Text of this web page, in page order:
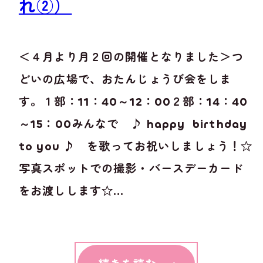
れ②）
＜４月より月２回の開催となりました＞つ
どいの広場で、おたんじょうび会をしま
す。１部：11：40～12：00２部：14：40
～15：00みんなで ♪ happy birthday
to you ♪ を歌ってお祝いしましょう！☆
写真スポットでの撮影・バースデーカード
をお渡しします☆...